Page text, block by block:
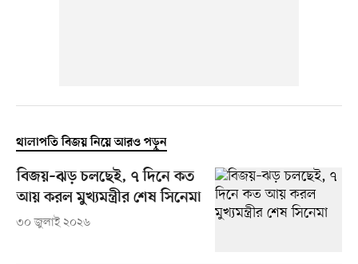
থালাপতি বিজয় নিয়ে আরও পড়ুন
বিজয়–ঝড় চলছেই, ৭ দিনে কত
আয় করল মুখ্যমন্ত্রীর শেষ সিনেমা
৩০ জুলাই ২০২৬